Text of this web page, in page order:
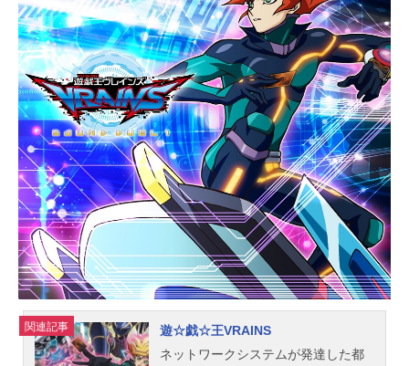
関連記事
遊☆戯☆王VRAINS
ネットワークシステムが発達した都